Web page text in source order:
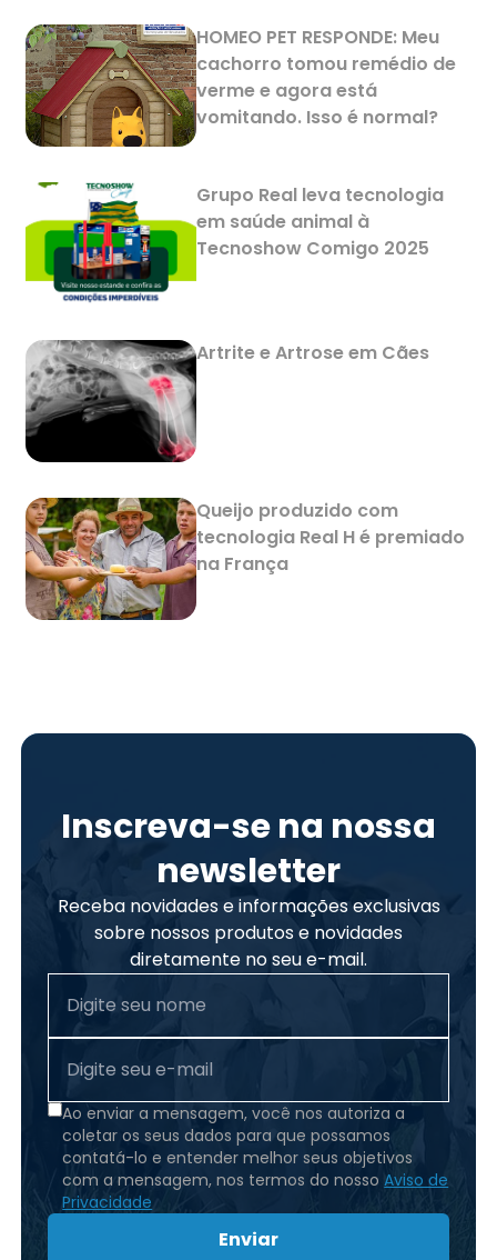
HOMEO PET RESPONDE: Meu
cachorro tomou remédio de
verme e agora está
vomitando. Isso é normal?
Grupo Real leva tecnologia
em saúde animal à
Tecnoshow Comigo 2025
Artrite e Artrose em Cães
Queijo produzido com
tecnologia Real H é premiado
na França
Inscreva-se na nossa
newsletter
Receba novidades e informações exclusivas
sobre nossos produtos e novidades
diretamente no seu e-mail.
Ao enviar a mensagem, você nos autoriza a
coletar os seus dados para que possamos
contatá-lo e entender melhor seus objetivos
com a mensagem, nos termos do nossoAviso de
Privacidade
Enviar